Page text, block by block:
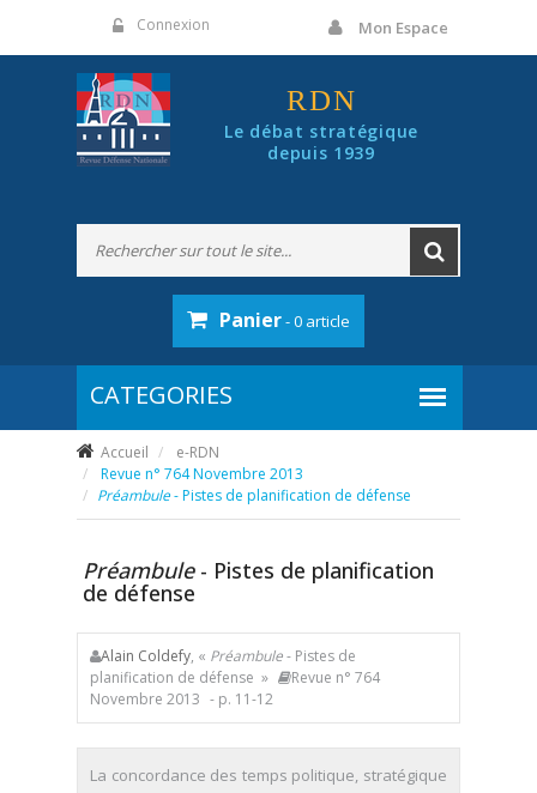
Connexion Mon Espace
RDN
Le débat stratégique
depuis 1939
Panier- 0 article
Accueil
e-RDN
Revue n° 764 Novembre 2013
Préambule- Pistes de planification de défense
Préambule - Pistes de planification
de défense
Alain Coldefy, « Préambule- Pistes de
planification de défense »
Revue n° 764
Novembre 2013 - p. 11-12
La concordance des temps politique, stratégique